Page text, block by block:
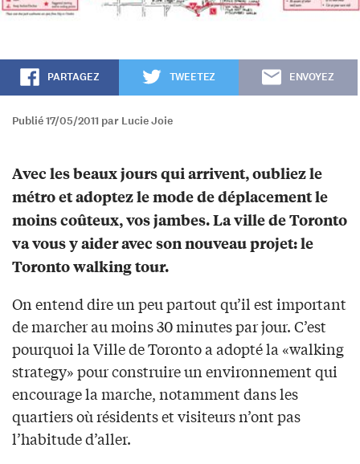
PARTAGEZ TWEETEZ ENVOYEZ
Publié 17/05/2011 par Lucie Joie
Avec les beaux jours qui arrivent, oubliez le
métro et adoptez le mode de déplacement le
moins coûteux, vos jambes. La ville de Toronto
va vous y aider avec son nouveau projet: le
Toronto walking tour.
On entend dire un peu partout qu’il est important
de marcher au moins 30 minutes par jour. C’est
pourquoi la Ville de Toronto a adopté la «walking
strategy» pour construire un environnement qui
encourage la marche, notamment dans les
quartiers où résidents et visiteurs n’ont pas
l’habitude d’aller.